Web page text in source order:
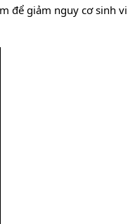
để giảm nguy cơ sinh vi